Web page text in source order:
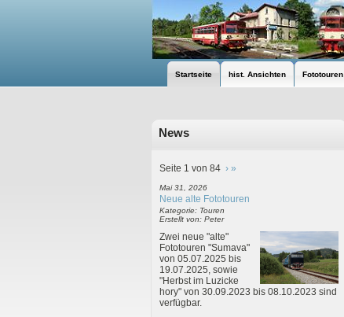
Startseite hist. Ansichten Fototouren
News
Seite 1 von 84 › »
Mai 31, 2026
Neue alte Fototouren
Kategorie: Touren
Erstellt von: Peter
Zwei neue "alte"
Fototouren "Sumava"
von 05.07.2025 bis
19.07.2025, sowie
"Herbst im Luzicke
hory" von 30.09.2023 bis 08.10.2023 sind
verfügbar.